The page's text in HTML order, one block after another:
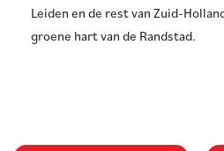
Leiden en de rest van Zuid-
groene hart van de Randstad.